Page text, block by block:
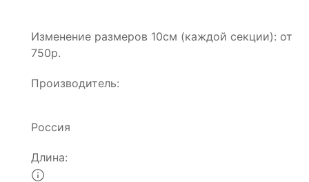
Изменение размеров 10см (каждой секции): от
750р.
Производитель:
Россия
Длина: